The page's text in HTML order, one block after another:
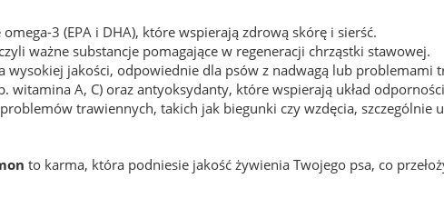
3 (EPA i DHA), które wspierają zdrową skórę i sierść.
ważne substancje pomagające w regeneracji chrząstki stawowej.
wysokiej jakości, odpowiednie dla psów z nadwagą lub problemami
witamina A, C) oraz antyoksydanty, które wspierają układ
trawiennych, takich jak biegunki czy wzdęcia, szczególnie
to karma, która podniesie jakość żywienia Twojego psa, co